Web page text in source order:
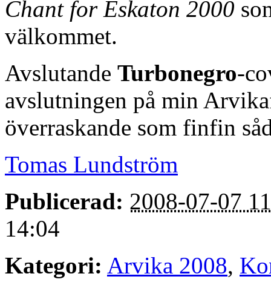
Chant for Eskaton 2000
välkommet.
Avslutande Turbonegro-
avslutningen på min
överraskande som finfin
Tomas Lundström
Publicerad: 2008-07-07
14:04
Kategori: Arvika 2008,